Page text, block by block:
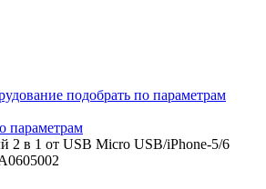
подобрать по параметрам
параметрам
2 в 1 от USB Micro USB/iPhone-5/6